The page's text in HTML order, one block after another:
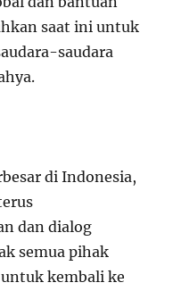
saat ini untuk
saudara
di Indonesia,
dan dialog
semua pihak
kembali ke